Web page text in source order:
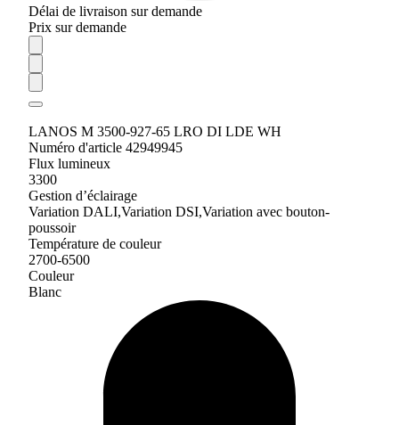
Délai de livraison sur demande
Prix sur demande
LANOS M 3500-927-65 LRO DI LDE WH
Numéro d'article 42949945
Flux lumineux
3300
Gestion d’éclairage
Variation DALI,Variation DSI,Variation avec bouton-
poussoir
Température de couleur
2700-6500
Couleur
Blanc